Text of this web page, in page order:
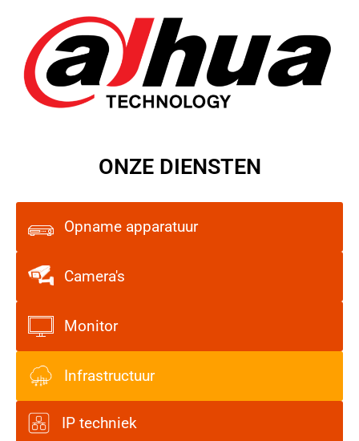
ONZE DIENSTEN
Opname apparatuur
Camera's
Monitor
Infrastructuur
IP techniek